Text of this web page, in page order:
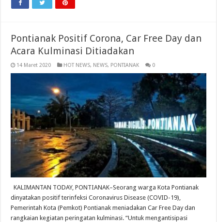
Pontianak Positif Corona, Car Free Day dan
Acara Kulminasi Ditiadakan
14 Maret 2020 HOT NEWS, NEWS, PONTIANAK 0
KALIMANTAN TODAY, PONTIANAK–Seorang warga Kota Pontianak
dinyatakan positif terinfeksi Coronavirus Disease (COVID-19),
Pemerintah Kota (Pemkot) Pontianak meniadakan Car Free Day dan
rangkaian kegiatan peringatan kulminasi. “Untuk mengantisipasi